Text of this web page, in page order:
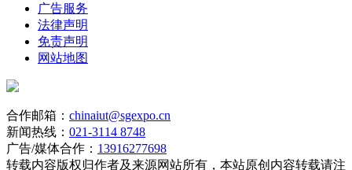
广告服务
法律声明
免责声明
网站地图
合作邮箱： chinaiut@sgexpo.cn
新闻热线： 021-3114 8748
广告/媒体合作： 13916277698
转载内容版权归作者及来源网站所有，本站原创内容转载请注